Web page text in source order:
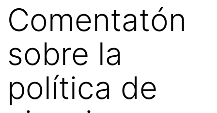
Comentatón
sobre la
política de